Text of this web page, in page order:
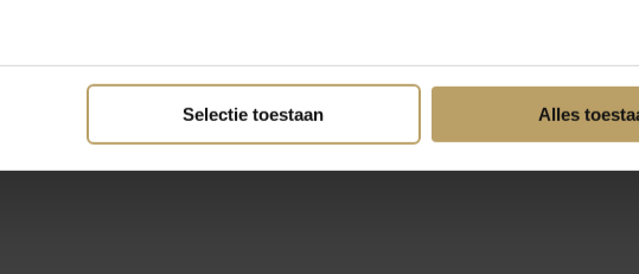
Selectie toestaan Alles